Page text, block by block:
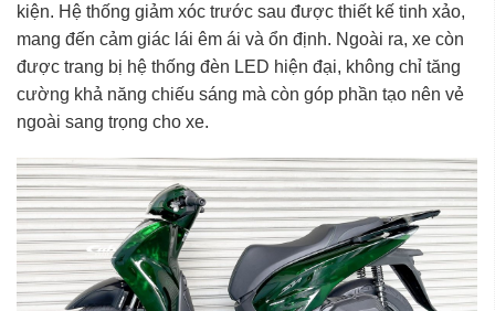
kiện. Hệ thống giảm xóc trước sau được thiết kế tinh xảo,
mang đến cảm giác lái êm ái và ổn định. Ngoài ra, xe còn
được trang bị hệ thống đèn LED hiện đại, không chỉ tăng
cường khả năng chiếu sáng mà còn góp phần tạo nên vẻ
ngoài sang trọng cho xe.